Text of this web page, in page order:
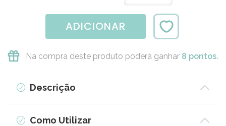
ADICIONAR
Na compra deste produto poderá ganhar 8 pontos.
Descrição
Como Utilizar